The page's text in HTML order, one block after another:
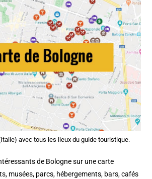
avec tous les lieux du guide touristique.
de Bologne sur une carte
musées, parcs, hébergements, bars, cafés